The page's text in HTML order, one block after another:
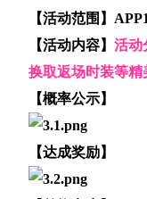
【活动范围】
【活动内容】 活动
换取返场时装等精
【概率公示】
【达成奖励】